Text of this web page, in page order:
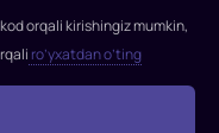
orqali kirishingiz mumkin,
ro’yxatdan o’ting